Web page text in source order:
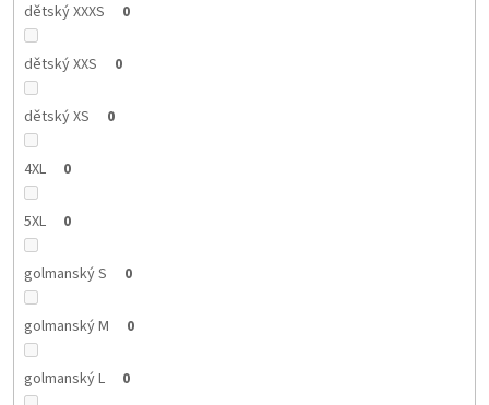
dětský XXXS 0
dětský XXS 0
dětský XS 0
4XL 0
5XL 0
golmanský S 0
golmanský M 0
golmanský L 0